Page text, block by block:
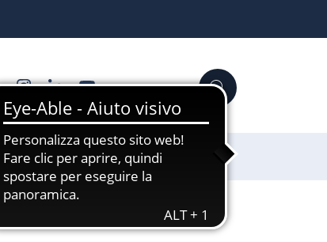
FacebookInstagram
LinkedinYouTube Cerca
Sostienici